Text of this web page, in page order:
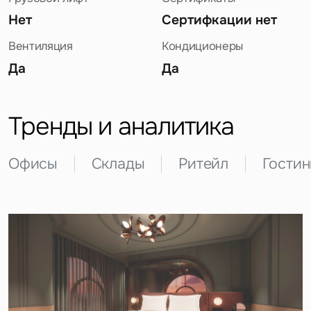
Нет Сертифкации нет
Вентиляция
Да
Кондиционеры
Да
Тренды и аналитика
Офисы Склады Ритейл
Вопрос
Предложение
Жалоба
Это обязательное поле
Это обязательное поле